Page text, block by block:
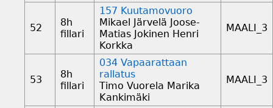
52
8h
fillari
157 Kuutamovuoro
Mikael Järvelä Joose-
Matias Jokinen Henri
Korkka
MAALI_3
53
8h
fillari
034 Vapaarattaan
rallatus
Timo Vuorela Marika
Kankimäki
MAALI_3